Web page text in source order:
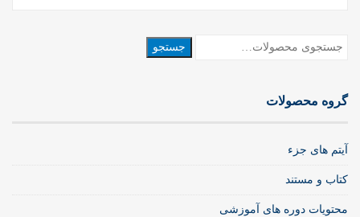
جستجو
گروه محصولات
آیتم های جزء
کتاب و مستند
محتویات دوره های آموزشی